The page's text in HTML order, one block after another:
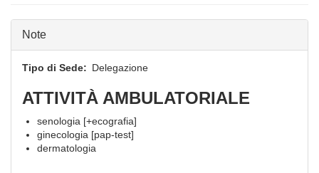
Note
Tipo di Sede Delegazione
ATTIVITÀ AMBULATORIALE
senologia [+ecografia]
ginecologia [pap-test]
dermatologia